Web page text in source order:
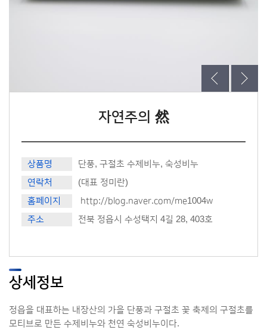
자연주의 然
상품명
단풍, 구절초 수제비누, 숙성비누
연락처
(대표 정미란)
홈페이지
http://blog.naver.com/me1004w
주소
전북 정읍시 수성택지 4길 28, 403호
상세정보
정읍을 대표하는 내장산의 가을 단풍과 구절초 꽃 축제의 구절초를
모티브로 만든 수제비누와 천연 숙성비누이다.